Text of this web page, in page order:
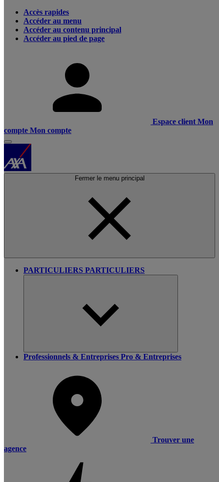
Accès rapides
Accéder au menu
Accéder au contenu principal
Accéder au pied de page
Espace client Mon
compte Mon compte
Fermer le menu principal
PARTICULIERS PARTICULIERS
Professionnels & Entreprises Pro & Entreprises
Trouver une
agence